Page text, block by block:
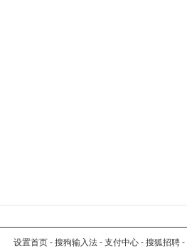
设置首页 - 搜狗输入法 - 支付中心 - 搜狐招聘 -